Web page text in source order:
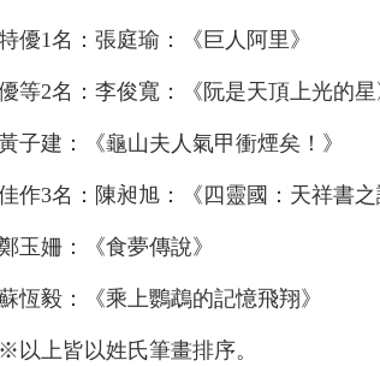
優1名：張庭瑜：《巨人阿里》
等2名：李俊寬：《阮是天頂上光的星
子建：《龜山夫人氣甲衝煙矣！》
作3名：陳昶旭：《四靈國：天祥書之
玉姍：《食夢傳說》
恆毅：《乘上鸚鵡的記憶飛翔》
※以上皆以姓氏筆畫排序。